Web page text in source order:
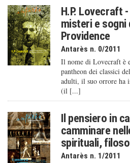
H.P. Lovecraft
misteri e sogni
Providence
Antarès n. 0/2011
Il nome di Lovecraft è
pantheon dei classici
adulti, il suo orrore ha
(il [...]
Il pensiero in
camminare
spirituali,
Antarès n. 1/2011